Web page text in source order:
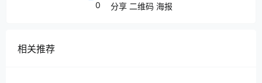
0 分享 二维码 海报
相关推荐